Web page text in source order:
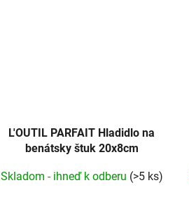
L'OUTIL PARFAIT Hladidlo na
benátsky štuk 20x8cm
Skladom - ihneď k odberu (>5 ks)